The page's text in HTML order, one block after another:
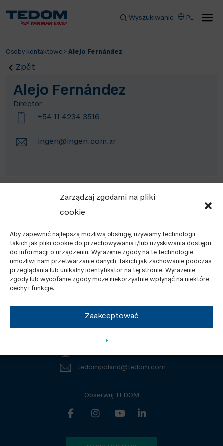
Zarządzaj zgodami na pliki
cookie
Aby zapewnić najlepszą możliwą obsługę, używamy technologii
takich jak pliki cookie do przechowywania i/lub uzyskiwania dostępu
do informacji o urządzeniu. Wyrażenie zgody na te technologie
umożliwi nam przetwarzanie danych, takich jak zachowanie podczas
przeglądania lub unikalny identyfikator na tej stronie. Wyrażenie
zgody lub wycofanie zgody może niekorzystnie wpłynąć na niektóre
cechy i funkcje.
Zaakceptować
Wyszukiwanie PL
Osoby kontaktowe > Alejo Fernández
Zpět
Alejo Fernández
Director
+54 11 4234 3516
ingen@ingen.com.ar
Kontakty RODO
tedompoland@tedom.com
Obserwuj TEDOM